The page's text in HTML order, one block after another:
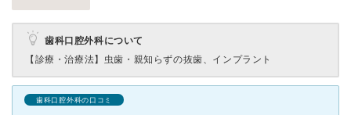
歯科口腔外科について
【診療・治療法】 虫歯・親知らずの抜歯、インプラント
歯科口腔外科の口コミ